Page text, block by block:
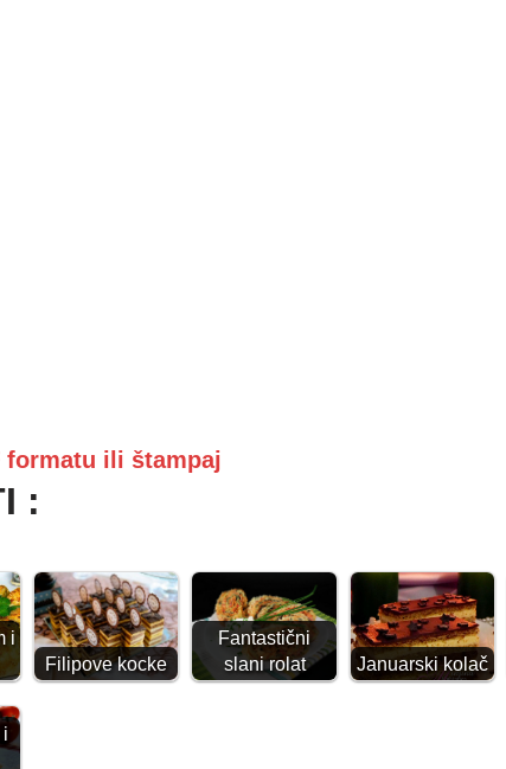
formatu ili štampaj
:
i
Filipove kocke
Fantastični
slani rolat
Januarski kolač